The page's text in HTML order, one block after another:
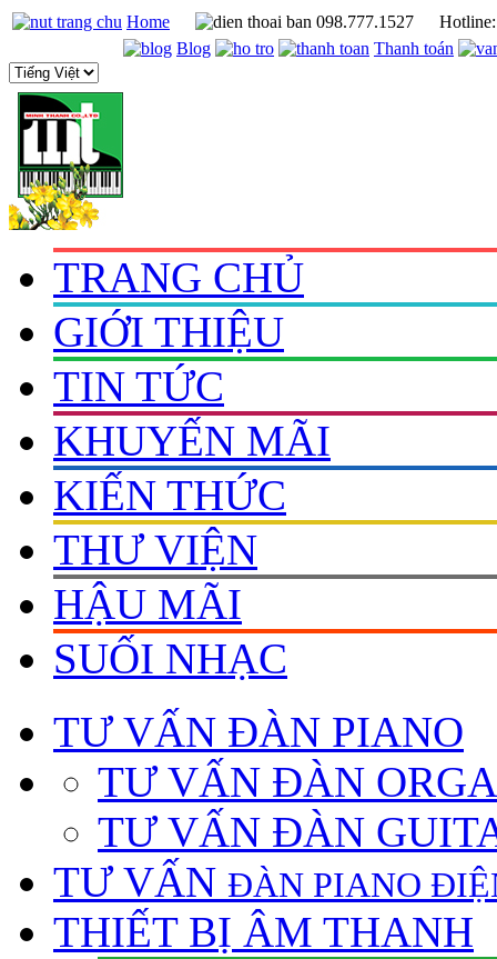
Home 098.777.1527
Blog
Thanh toán
TRANG CHỦ
GIỚI THIỆU
TIN TỨC
KHUYẾN MÃI
KIẾN THỨC
THƯ VIỆN
HẬU MÃI
SUỐI NHẠC
TƯ VẤN ĐÀN PIANO
TƯ VẤN ÐÀN
TƯ VẤN ÐÀN
TƯ VẤN ÐÀN PIANO
THIẾT BỊ ÂM THANH